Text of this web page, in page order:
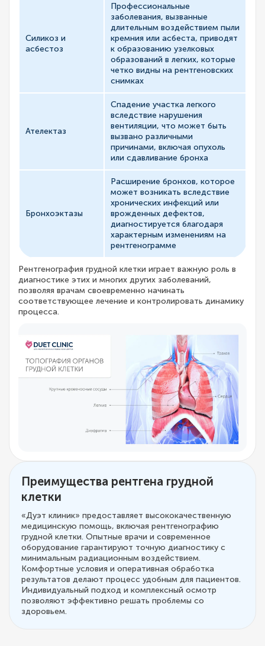
Силикоз и
асбестоз
Профессиональные
заболевания, вызванные
длительным воздействием пыли
кремния или асбеста, приводят
к образованию узелковых
образований в легких, которые
четко видны на рентгеновских
снимках
Ателектаз
Спадение участка легкого
вследствие нарушения
вентиляции, что может быть
вызвано различными
причинами, включая опухоль
или сдавливание бронха
Бронхоэктазы
Расширение бронхов, которое
может возникать вследствие
хронических инфекций или
врожденных дефектов,
диагностируется благодаря
характерным изменениям на
рентгенограмме
Рентгенография грудной клетки играет важную роль в
диагностике этих и многих других заболеваний,
позволяя врачам своевременно начинать
соответствующее лечение и контролировать динамику
процесса.
Преимущества рентгена грудной
клетки
«Дуэт клиник» предоставляет высококачественную
медицинскую помощь, включая рентгенографию
грудной клетки. Опытные врачи и современное
оборудование гарантируют точную диагностику с
минимальным радиационным воздействием.
Комфортные условия и оперативная обработка
результатов делают процесс удобным для пациентов.
Индивидуальный подход и комплексный осмотр
позволяют эффективно решать проблемы со
здоровьем.